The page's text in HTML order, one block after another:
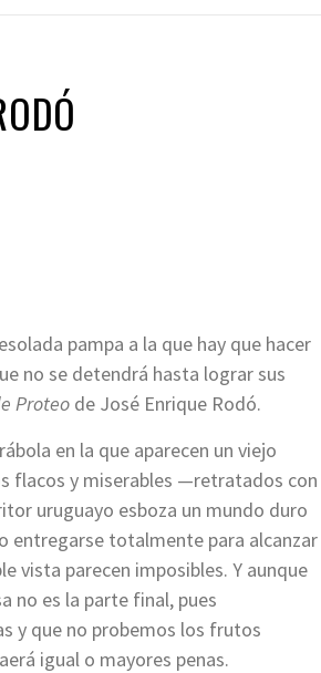
pampa a la que hay que hacer
no se detendrá hasta lograr sus
Proteo de José Enrique Rodó.
en la que aparecen un viejo
flacos y miserables —retratados con
uruguayo esboza un mundo duro
entregarse totalmente para alcanzar
vista parecen imposibles. Y aunque
no es la parte final, pues
y que no probemos los frutos
igual o mayores penas.